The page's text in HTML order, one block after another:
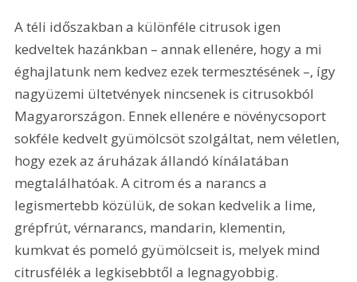
A téli időszakban a különféle citrusok igen
kedveltek hazánkban – annak ellenére, hogy a mi
éghajlatunk nem kedvez ezek termesztésének –, így
nagyüzemi ültetvények nincsenek is citrusokból
Magyarországon. Ennek ellenére e növénycsoport
sokféle kedvelt gyümölcsöt szolgáltat, nem véletlen,
hogy ezek az áruházak állandó kínálatában
megtalálhatóak. A citrom és a narancs a
legismertebb közülük, de sokan kedvelik a lime,
grépfrút, vérnarancs, mandarin, klementin,
kumkvat és pomeló gyümölcseit is, melyek mind
citrusfélék a legkisebbtől a legnagyobbig.